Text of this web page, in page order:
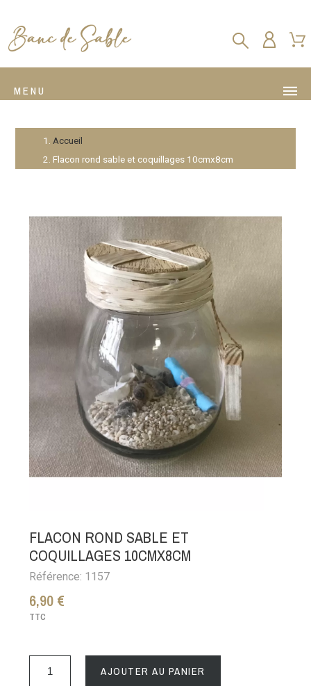
MENU
Accueil
Flacon rond sable et coquillages 10cmx8cm
FLACON ROND SABLE ET
COQUILLAGES 10CMX8CM
Référence: 1157
6,90 €
TTC
AJOUTER AU PANIER